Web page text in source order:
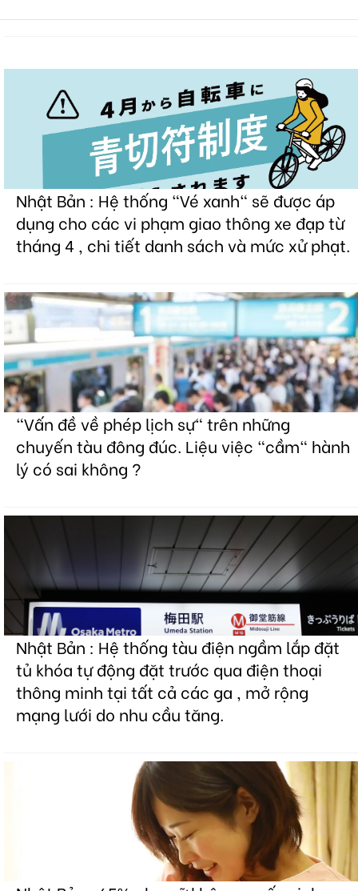
Nhật Bản : Hệ thống "Vé xanh" sẽ được áp
dụng cho các vi phạm giao thông xe đạp từ
tháng 4 , chi tiết danh sách và mức xử phạt.
"Vấn đề về phép lịch sự" trên những
chuyến tàu đông đúc. Liệu việc "cầm" hành
lý có sai không ?
Nhật Bản : Hệ thống tàu điện ngầm lắp đặt
tủ khóa tự động đặt trước qua điện thoại
thông minh tại tất cả các ga , mở rộng
mạng lưới do nhu cầu tăng.